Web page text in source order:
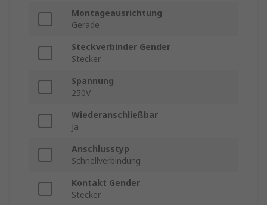
Montageausrichtung
Gerade
Steckverbinder Gender
Stecker
Spannung
250V
Wiederanschließbar
Ja
Anschlusstyp
Schnellverbindung
Kontakt Gender
Stecker